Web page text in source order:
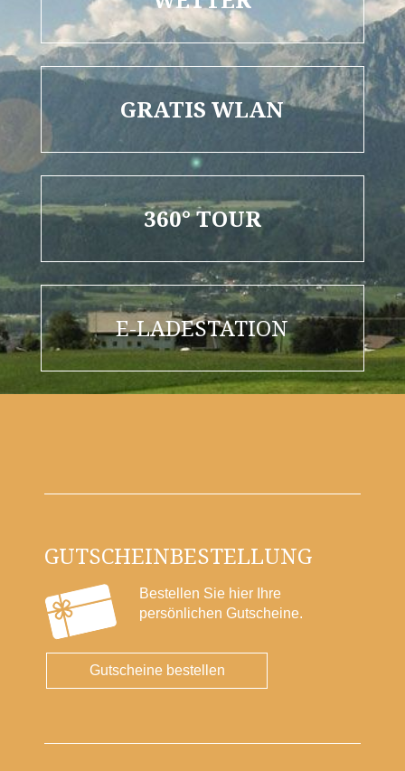
GRATIS WLAN
360° TOUR
E-LADESTATION
GUTSCHEINBESTELLUNG
Bestellen Sie hier Ihre
persönlichen Gutscheine.
Gutscheine bestellen